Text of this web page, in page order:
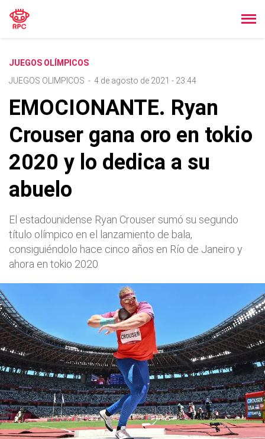
JUEGOS OLÍMPICOS
JUEGOS OLIMPICOS - 4 de agosto de 2021 - 23:44
EMOCIONANTE. Ryan
Crouser gana oro en tokio
2020 y lo dedica a su
abuelo
El estadounidense Ryan Crouser sumó su segundo
título olímpico en el lanzamiento de bala,
consiguiéndolo hace cinco años en Río de Janeiro y
ahora en tokio 2020